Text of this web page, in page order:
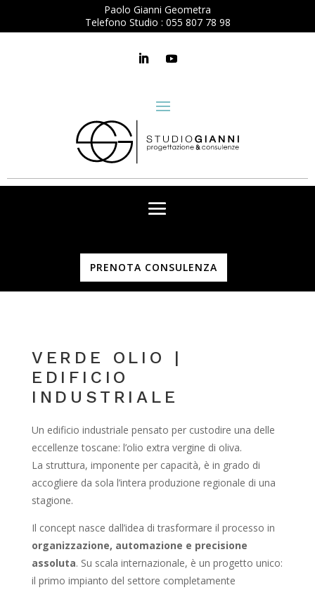
Paolo Gianni Geometra
Telefono Studio : 055 807 78 98
PRENOTA CONSULENZA
VERDE OLIO |
EDIFICIO
INDUSTRIALE
Un edificio industriale pensato per custodire una delle
eccellenze toscane: l’olio extra vergine di oliva.
La struttura, imponente per capacità, è in grado di
accogliere da sola l’intera produzione regionale di una
stagione.
Il concept nasce dall’idea di trasformare il processo in
organizzazione, automazione e precisione
assoluta. Su scala internazionale, è un progetto unico:
il primo impianto del settore completamente